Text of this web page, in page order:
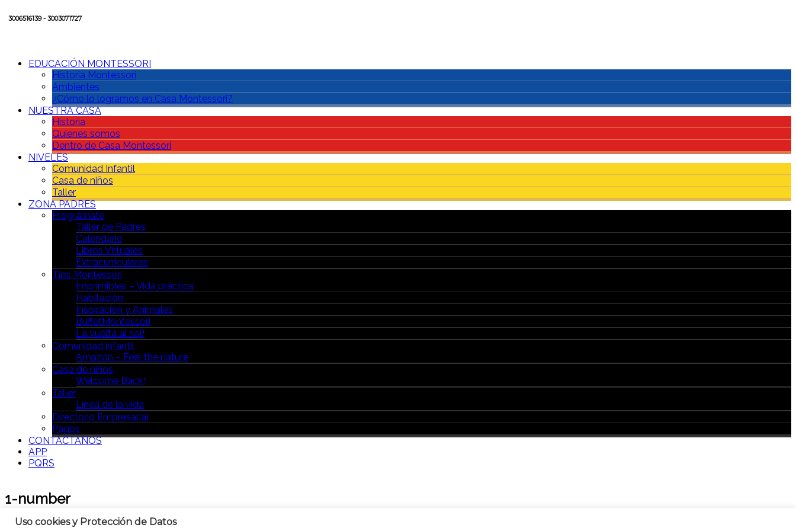
3006516139 - 3003071727
EDUCACIÓN MONTESSORI
Historia Montessori
Ambientes
¿Cómo lo logramos en Casa Montessori?
NUESTRA CASA
Historia
Quienes somos
Dentro de Casa Montessori
NIVELES
Comunidad Infantil
Casa de niños
Taller
ZONA PADRES
Prográmate
Taller de Padres
Calendario
Libros Virtuales
Extracurriculares
Tips Montessori
Imprimibles – Vida práctica
Habitación
Inspiración y Animales
BuffetMontessori
La vuelta al sol!
Comunidad infantil
Amazon – Feel the nature
Casa de niños
Welcome Back!
Taller
Línea de la vida
Directorio Empresarial
Pagos
CONTÁCTANOS
APP
PQRS
1-number
Uso cookies y Protección de Datos